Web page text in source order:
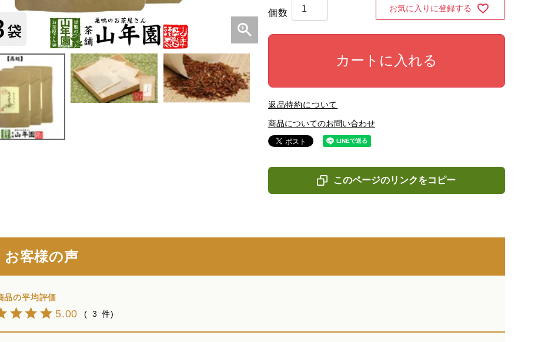
お気に入りに登録する
カートに入れる
返品特約について
商品についてのお問い合わせ
このページのリンクをコピー
お客様の声
5.00 3